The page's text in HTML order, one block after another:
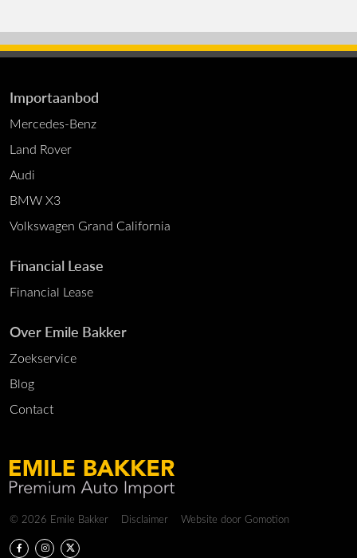
Importaanbod
Mercedes-Benz
Land Rover
Audi
BMW X3
Volkswagen Grand California
Financial Lease
Financial Lease
Over Emile Bakker
Zoekservice
Blog
Contact
Copyright navigation
© 2026 Emile Bakker Disclaimer Website door Gomotion